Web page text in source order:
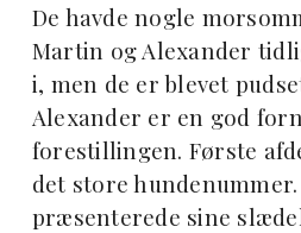
De havde nogle
Martin og Alexander
i, men de er blevet
Alexander er en god
forestillingen. Første
det store hundenummer.
præsenterede sine